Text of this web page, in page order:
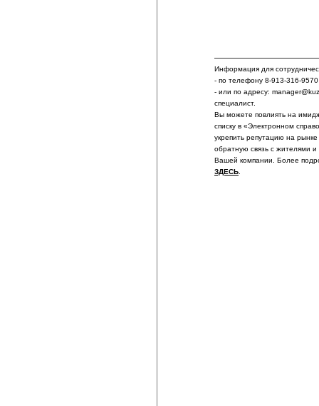
Информация для
- по телефону 8-913-316-9570
- или по адресу:
специалист.
Вы можете повлиять на
списку в «Электронном
укрепить репутацию на
обратную связь с жителями и
Вашей компании. Более
ЗДЕСЬ